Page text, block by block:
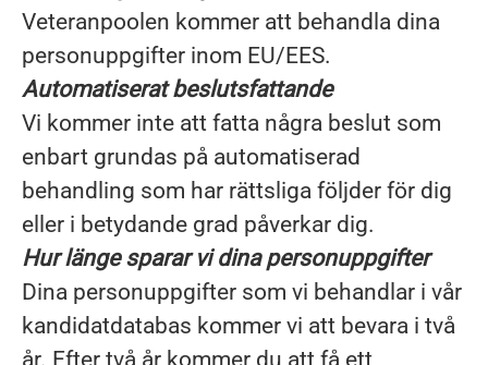
Veteranpoolen kommer att behandla dina
personuppgifter inom EU/EES.
Automatiserat beslutsfattande
Vi kommer inte att fatta några beslut som
enbart grundas på automatiserad
behandling som har rättsliga följder för dig
eller i betydande grad påverkar dig.
Hur länge sparar vi dina personuppgifter
Dina personuppgifter som vi behandlar i vår
kandidatdatabas kommer vi att bevara i två
år. Efter två år kommer du att få ett